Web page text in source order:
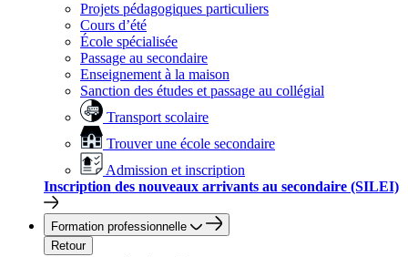
Projets pédagogiques particuliers
Cours d’été
École spécialisée
Passage au secondaire
Enseignement à la maison
Sanction des études et passage au collégial
Transport scolaire
Trouver une école secondaire
Admission et inscription
Inscription des nouveaux arrivants au secondaire (SILEI)
Formation professionnelle
Retour